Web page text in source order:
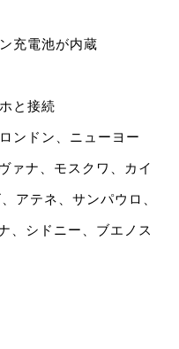
充電池が内蔵
と接続
ンドン、ニューヨー
ァナ、モスクワ、カイ
アテネ、サンパウロ、
、シドニー、ブエノス